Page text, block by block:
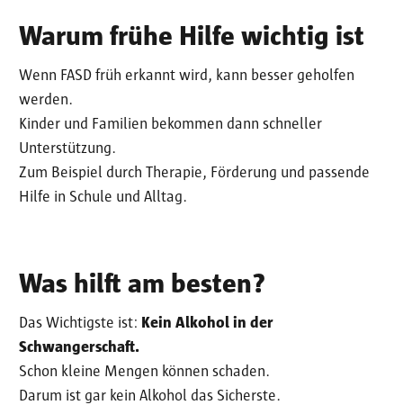
Warum frühe Hilfe wichtig ist
Wenn FASD früh erkannt wird, kann besser geholfen
werden.
Kinder und Familien bekommen dann schneller
Unterstützung.
Zum Beispiel durch Therapie, Förderung und passende
Hilfe in Schule und Alltag.
Was hilft am besten?
Das Wichtigste ist: Kein Alkohol in der
Schwangerschaft.
Schon kleine Mengen können schaden.
Darum ist gar kein Alkohol das Sicherste.